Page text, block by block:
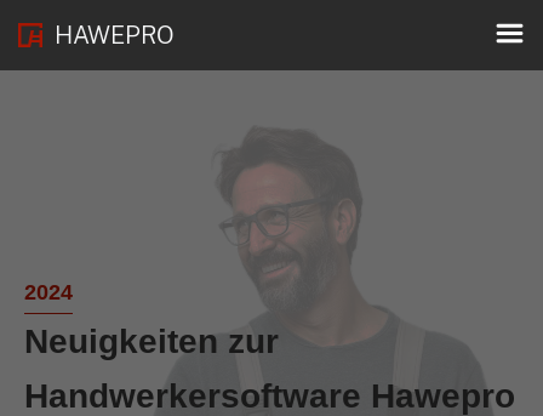
HAWEPRO
2024
Neuigkeiten zur
Handwerkersoftware Hawepro